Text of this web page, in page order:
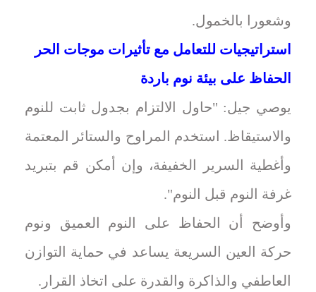
وشعورا بالخمول.
استراتيجيات للتعامل مع تأثيرات موجات الحر
الحفاظ على بيئة نوم باردة
يوصي جيل: "حاول الالتزام بجدول ثابت للنوم
والاستيقاظ. استخدم المراوح والستائر المعتمة
وأغطية السرير الخفيفة، وإن أمكن قم بتبريد
غرفة النوم قبل النوم".
وأوضح أن الحفاظ على النوم العميق ونوم
حركة العين السريعة يساعد في حماية التوازن
العاطفي والذاكرة والقدرة على اتخاذ القرار.